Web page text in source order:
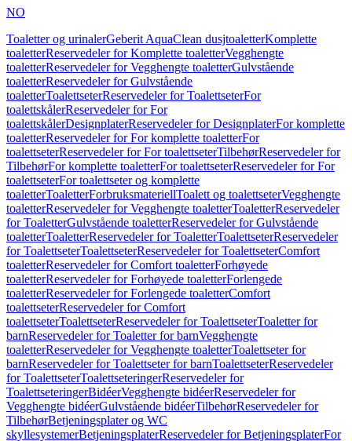
NO
Toaletter og urinalerGeberit AquaClean dusjtoaletterKomplette
toaletterReservedeler for Komplette toaletterVegghengte
toaletterReservedeler for Vegghengte toaletterGulvstående
toaletterReservedeler for Gulvstående
toaletterToalettseterReservedeler for ToalettseterFor
toalettskålerReservedeler for For
toalettskålerDesignplaterReservedeler for DesignplaterFor komplette
toaletterReservedeler for For komplette toaletterFor
toalettseterReservedeler for For toalettseterTilbehørReservedeler for
TilbehørFor komplette toaletterFor toalettseterReservedeler for For
toalettseterFor toalettseter og komplette
toaletterToaletterForbruksmateriellToalett og toalettseterVegghengte
toaletterReservedeler for Vegghengte toaletterToaletterReservedeler
for ToaletterGulvstående toaletterReservedeler for Gulvstående
toaletterToaletterReservedeler for ToaletterToalettseterReservedeler
for ToalettseterToalettseterReservedeler for ToalettseterComfort
toaletterReservedeler for Comfort toaletterForhøyede
toaletterReservedeler for Forhøyede toaletterForlengede
toaletterReservedeler for Forlengede toaletterComfort
toalettseterReservedeler for Comfort
toalettseterToalettseterReservedeler for ToalettseterToaletter for
barnReservedeler for Toaletter for barnVegghengte
toaletterReservedeler for Vegghengte toaletterToalettseter for
barnReservedeler for Toalettseter for barnToalettseterReservedeler
for ToalettseterToalettseteringerReservedeler for
ToalettseteringerBidéerVegghengte bidéerReservedeler for
Vegghengte bidéerGulvstående bidéerTilbehørReservedeler for
TilbehørBetjeningsplater og WC
skyllesystemerBetjeningsplaterReservedeler for BetjeningsplaterFor